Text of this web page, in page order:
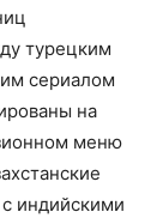
турецким
сериалом
на
меню
индийскими